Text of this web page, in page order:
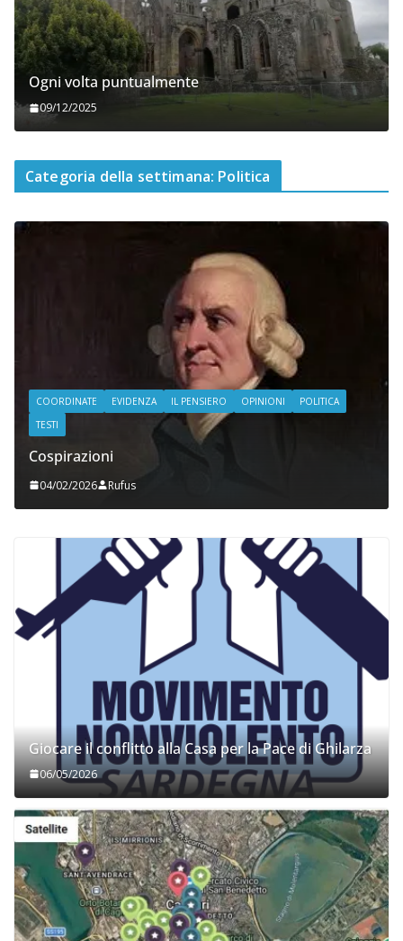
Ogni volta puntualmente
09/12/2025
Categoria della settimana: Politica
COORDINATE EVIDENZA IL PENSIERO OPINIONI
POLITICA
TESTI
Cospirazioni
04/02/2026 Rufus
Giocare il conflitto alla Casa per la Pace di Ghilarza
06/05/2026